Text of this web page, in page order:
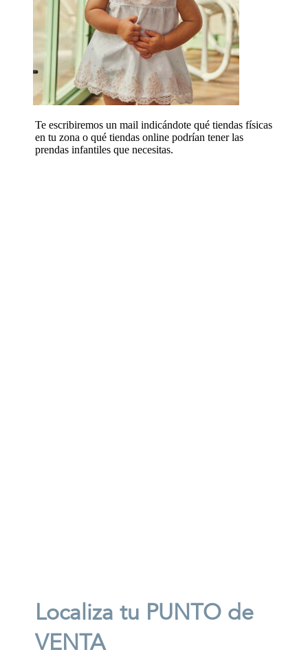
Te escribiremos un mail indicándote qué tiendas físicas
en tu zona o qué tiendas online podrían tener las
prendas infantiles que necesitas.
Localiza tu PUNTO de
VENTA